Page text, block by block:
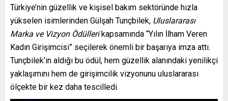
Türkiye’nin güzellik ve kişisel bakım sektöründe hızla
yükselen isimlerinden Gülşah Tunçbilek, Uluslararası
Marka ve Vizyon Ödüllerikapsamında “Yılın İlham Veren
Kadın Girişimcisi” seçilerek önemli bir başarıya imza attı.
Tunçbilek’in aldığı bu ödül, hem güzellik alanındaki yenilikçi
yaklaşımını hem de girişimcilik vizyonunu uluslararası
ölçekte bir kez daha tescilledi.